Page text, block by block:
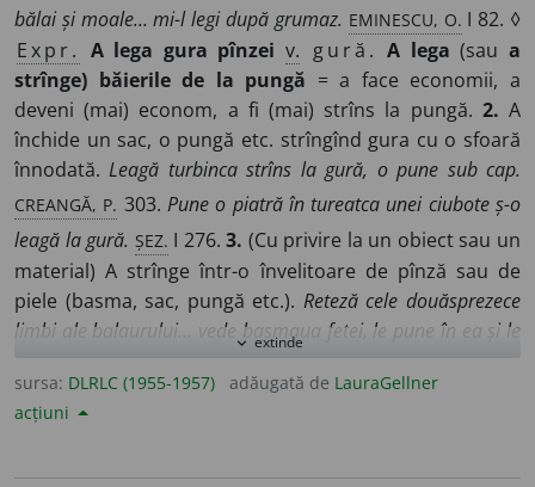
bălai și moale... mi-l legi după grumaz. EMINESCU, O. I 82. ◊
Expr. A lega gura pînzei v. gură. A lega (saua
strînge) băierile de la pungă = a face economii, a
deveni (mai) econom, a fi (mai) strîns la pungă. 2. A
închide un sac, o pungă etc. strîngînd gura cu o sfoară
înnodată.Leagă turbinca strîns la gură, o pune sub cap.
CREANGĂ, P. 303. Pune o piatră în tureatca unei ciubote ș-o
leagă la gură. ȘEZ. I 276.3. (Cu privire la un obiect sau un
material) A strînge într-o învelitoare de pînză sau de
piele (basma, sac, pungă etc.). Reteză cele douăsprezece
limbi ale balaurului... vede basmaua fetei, le pune în ea și le
= a fi foarte socotit la cheltuieli; a fi zgîrcit.Lega paraua
cu zece noduri și tremura după ban.
expand_more extinde
sursa: DLRLC (1955-1957) adăugată de LauraGellner
acțiuni